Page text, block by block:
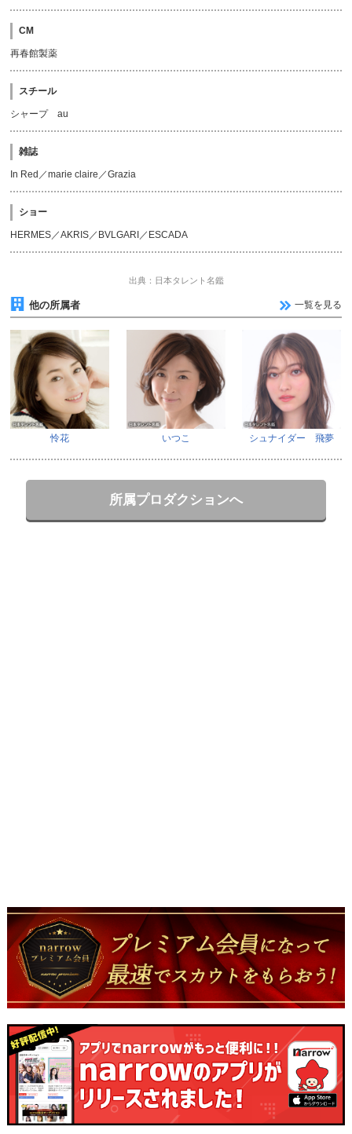
CM
再春館製薬
スチール
シャープ au
雑誌
In Red／marie claire／Grazia
ショー
HERMES／AKRIS／BVLGARI／ESCADA
出典：日本タレント名鑑
他の所属者 一覧を見る
怜花 いつこ シュナイダー 飛夢
所属プロダクションへ